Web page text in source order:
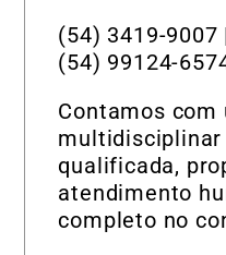
(54) 3419-
(54) 99124-
Contamos com
qualificada,
atendimento
completo no